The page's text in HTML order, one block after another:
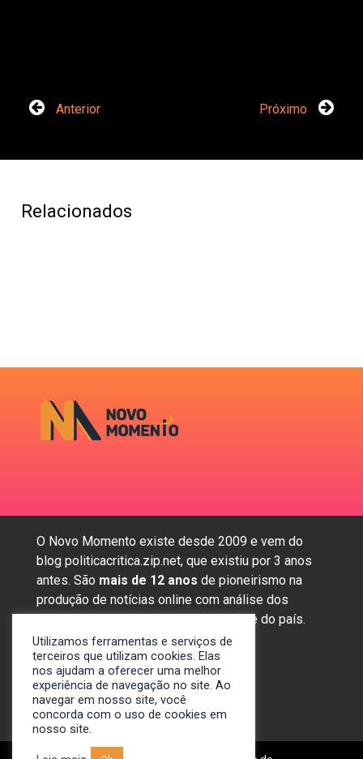
Anterior Próximo
Relacionados
O Novo Momento existe desde 2009 e vem do
blog politicacritica.zip.net, que existiu por 3 anos
antes. São mais de 12 anos de pioneirismo na
produção de notícias online com análise dos
assuntos mais importantes da região e do país.
Sobre nós
Anunciar
Contato
Utilizamos ferramentas e serviços de
terceiros que utilizam cookies. Elas
nos ajudam a oferecer uma melhor
experiência de navegação no site. Ao
navegar em nosso site, você
concorda com o uso de cookies em
nosso site.